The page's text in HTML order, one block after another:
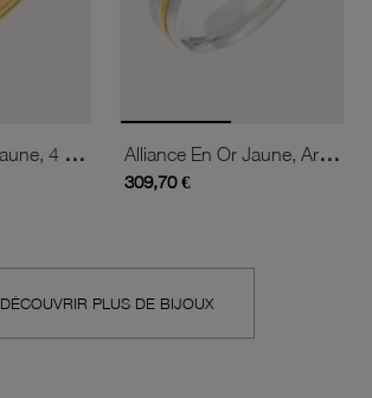
Alliance En Or Jaune, 4 Mm Alliance En Or Jaune, Argent Et Argent Rhodié, 5 Mm, Anneau
309,70 €
DÉCOUVRIR PLUS DE BIJOUX